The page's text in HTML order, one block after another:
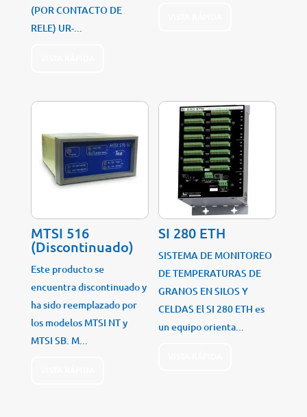
(POR CONTACTO DE
RELE) UR-...
MTSI 516
(Discontinuado)
Este producto se
encuentra discontinuado y
ha sido reemplazado por
los modelos MTSI NT y
MTSI SB. M...
SI 280 ETH
SISTEMA DE MONITOREO
DE TEMPERATURAS DE
GRANOS EN SILOS Y
CELDAS El SI 280 ETH es
un equipo orienta...